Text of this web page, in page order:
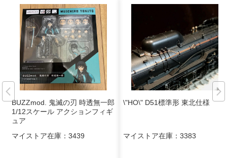
BUZZmod. 鬼滅の刃 時透無一郎
1/12スケール アクションフィギ
ュア
マイストア在庫： 3439
\"HO\" D51標準形 東北仕様
マイストア在庫： 3383